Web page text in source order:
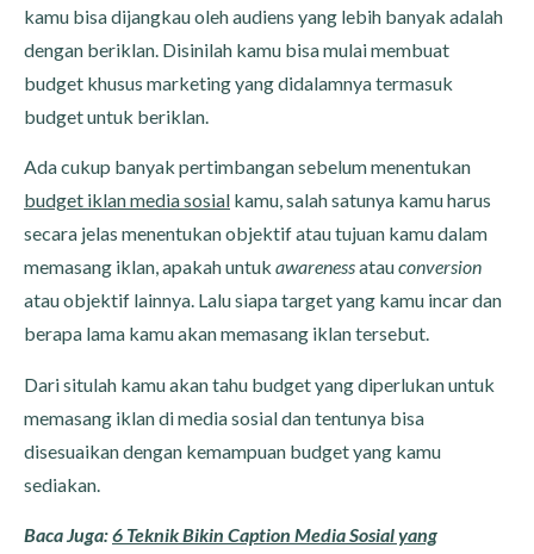
kamu bisa dijangkau oleh audiens yang lebih banyak adalah
dengan beriklan. Disinilah kamu bisa mulai membuat
budget khusus marketing yang didalamnya termasuk
budget untuk beriklan.
Ada cukup banyak pertimbangan sebelum menentukan
budget iklan media sosial kamu, salah satunya kamu harus
secara jelas menentukan objektif atau tujuan kamu dalam
memasang iklan, apakah untuk awarenessatauconversion
atau objektif lainnya. Lalu siapa target yang kamu incar dan
berapa lama kamu akan memasang iklan tersebut.
Dari situlah kamu akan tahu budget yang diperlukan untuk
memasang iklan di media sosial dan tentunya bisa
disesuaikan dengan kemampuan budget yang kamu
sediakan.
Baca Juga:6 Teknik Bikin Caption Media Sosial yang